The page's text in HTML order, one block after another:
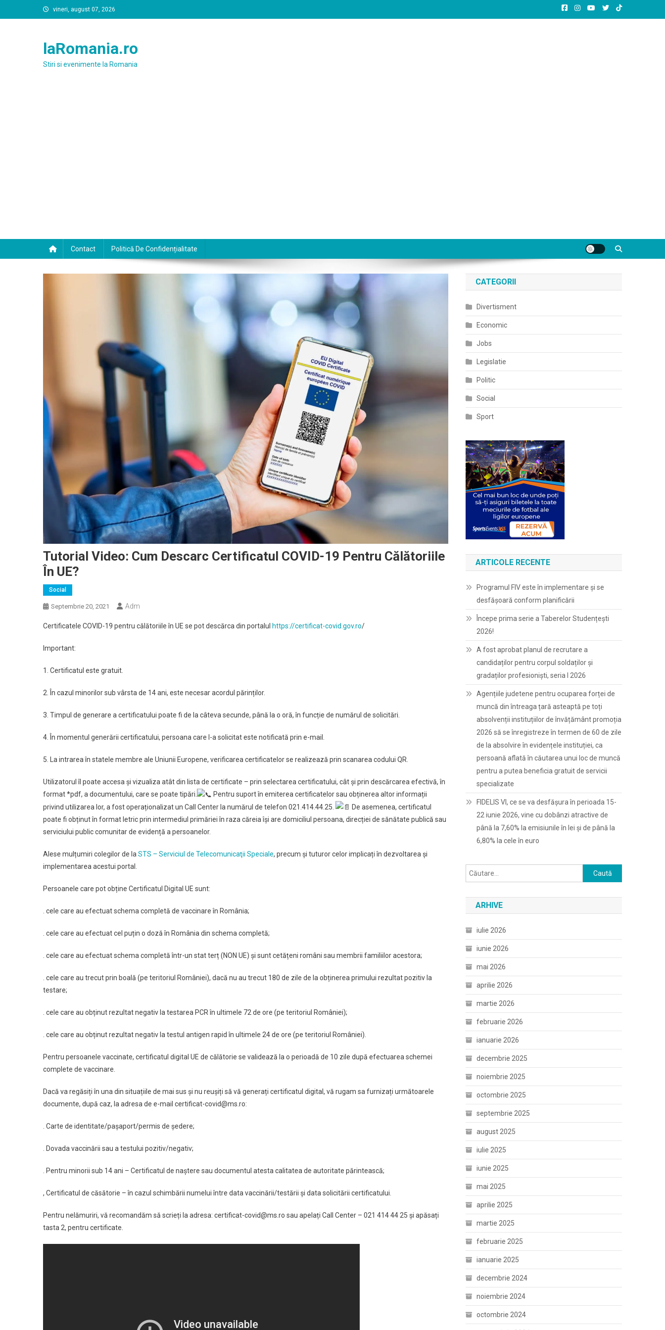
to
vineri, august 07, 2026
laRomania.ro
Stiri si evenimente la Romania
Contact Politică De Confidențialitate
Tutorial Video: Cum Descarc Certificatul COVID-19 Pentru Călătoriile
În UE?
Social
Septembrie 20, 2021 Adm
Certificatele COVID-19 pentru călătoriile în UE se pot descărca din portalul https://certificat-covid.gov.ro/
Important:
1. Certificatul este gratuit.
2. În cazul minorilor sub vârsta de 14 ani, este necesar acordul părinților.
3. Timpul de generare a certificatului poate fi de la câteva secunde, până la o oră, în funcție de numărul de solicitări.
4. În momentul generării certificatului, persoana care l-a solicitat este notificată prin e-mail.
5. La intrarea în statele membre ale Uniunii Europene, verificarea certificatelor se realizează prin scanarea codului QR.
Utilizatorul îl poate accesa și vizualiza atât din lista de certificate – prin selectarea certificatului, cât și prin descărcarea efectivă, în
format *pdf, a documentului, care se poate tipări.
Pentru suport în emiterea certificatelor sau obținerea altor informații
privind utilizarea lor, a fost operaționalizat un Call Center la numărul de telefon 021.414.44.25.
De asemenea, certificatul
poate fi obținut în format letric prin intermediul primăriei în raza căreia își are domiciliul persoana, direcției de sănătate publică sau
serviciului public comunitar de evidență a persoanelor.
Alese mulțumiri colegilor de laSTS – Serviciul de Telecomunicaţii Speciale, precum și tuturor celor implicați în dezvoltarea și
implementarea acestui portal.
Persoanele care pot obține Certificatul Digital UE sunt:
. cele care au efectuat schema completă de vaccinare în România;
. cele care au efectuat cel puțin o doză în România din schema completă;
. cele care au efectuat schema completă într-un stat terț (NON UE) și sunt cetățeni români sau membrii familiilor acestora;
. cele care au trecut prin boală (pe teritoriul României), dacă nu au trecut 180 de zile de la obținerea primului rezultat pozitiv la
testare;
. cele care au obținut rezultat negativ la testarea PCR în ultimele 72 de ore (pe teritoriul României);
. cele care au obținut rezultat negativ la testul antigen rapid în ultimele 24 de ore (pe teritoriul României).
Pentru persoanele vaccinate, certificatul digital UE de călătorie se validează la o perioadă de 10 zile după efectuarea schemei
complete de vaccinare.
Dacă va regăsiți în una din situațiile de mai sus și nu reușiți să vă generați certificatul digital, vă rugam sa furnizați următoarele
documente, după caz, la adresa de e-mail certificat-covid@ms.ro:
. Carte de identitate/pașaport/permis de ședere;
. Dovada vaccinării sau a testului pozitiv/negativ;
. Pentru minorii sub 14 ani – Certificatul de naștere sau documentul atesta calitatea de autoritate părintească;
, Certificatul de căsătorie – în cazul schimbării numelui între data vaccinării/testării și data solicitării certificatului.
Pentru nelămuriri, vă recomandăm să scrieți la adresa: certificat-covid@ms.ro sau apelați Call Center – 021 414 44 25 și apăsați
tasta 2, pentru certificate.
CATEGORII
Divertisment
Economic
Jobs
Legislatie
Politic
Social
Sport
ARTICOLE RECENTE
Programul FIV este în implementare și se
desfășoară conform planificării
Începe prima serie a Taberelor Studențești
2026!
A fost aprobat planul de recrutare a
candidaților pentru corpul soldaților și
gradaților profesioniști, seria I 2026
Agențiile judetene pentru ocuparea forței de
muncă din întreaga țară asteaptă pe toți
absolvenții instituțiilor de învățământ promoția
2026 să se înregistreze în termen de 60 de zile
de la absolvire în evidențele instituției, ca
persoană aflată în căutarea unui loc de muncă
pentru a putea beneficia gratuit de servicii
specializate
FIDELIS VI, ce se va desfășura în perioada 15-
22 iunie 2026, vine cu dobânzi atractive de
până la 7,60% la emisiunile în lei și de până la
6,80% la cele în euro
Caută
după:
ARHIVE
iulie 2026
iunie 2026
mai 2026
aprilie 2026
martie 2026
februarie 2026
ianuarie 2026
decembrie 2025
noiembrie 2025
octombrie 2025
septembrie 2025
august 2025
iulie 2025
iunie 2025
mai 2025
aprilie 2025
martie 2025
februarie 2025
ianuarie 2025
decembrie 2024
noiembrie 2024
octombrie 2024